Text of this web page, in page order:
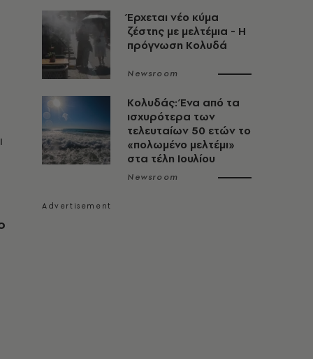
Έρχεται νέο κύμα
ζέστης με μελτέμια - Η
πρόγνωση Κολυδά
Newsroom
Κολυδάς: Ένα από τα
ισχυρότερα των
τελευταίων 50 ετών το
«πολωμένο μελτέμι»
στα τέλη Ιουλίου
Newsroom